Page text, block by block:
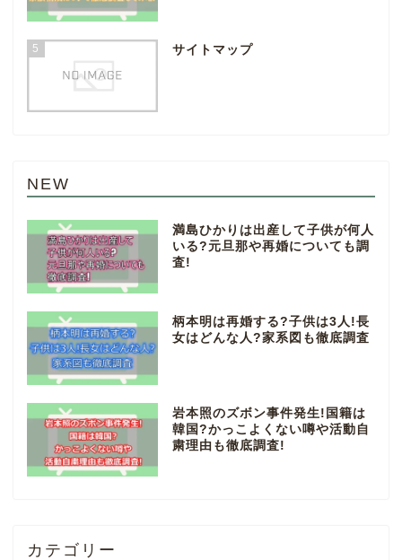
5 サイトマップ
NEW
満島ひかりは出産して子供が何人
いる?元旦那や再婚についても調
査!
柄本明は再婚する?子供は3人!長
女はどんな人?家系図も徹底調査
岩本照のズボン事件発生!国籍は
韓国?かっこよくない噂や活動自
粛理由も徹底調査!
カテゴリー